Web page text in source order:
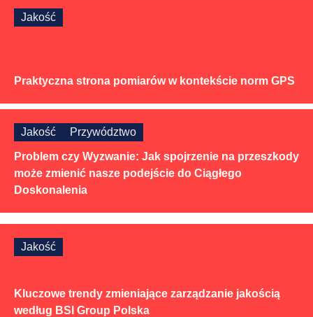
Jakość
Praktyczna strona pomiarów w kontekście norm GPS
Jakość Przywództwo
Problem czy Wyzwanie: Jak spojrzenie na przeszkody
może zmienić nasze podejście do Ciągłego
Doskonalenia
Jakość
Kluczowe trendy zmieniające zarządzanie jakością
według BSI Group Polska